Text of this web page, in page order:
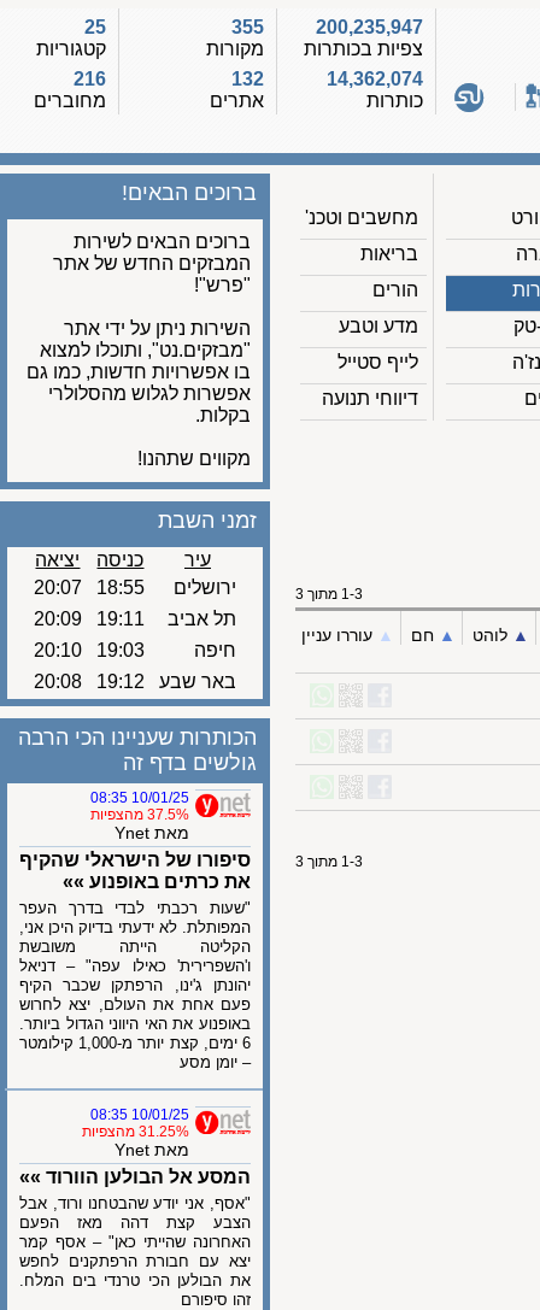
200,235,947
צפיות בכותרות
14,362,074
כותרות
355
מקורות
132
אתרים
קטגוריות
216
מחוברים
מחשבים וטכנ'
בריאות
הורים
מדע וטבע
לייף סטייל
דיווחי תנועה
ברוכים הבאים!
ברוכים הבאים לשירות
המבזקים החדש של אתר
"פרש"!
השירות ניתן על ידי אתר
"מבזקים.נט", ותוכלו למצוא
בו אפשרויות חדשות, כמו גם
אפשרות לגלוש מהסלולרי
בקלות.
מקווים שתהנו!
לוהט ▲︎ חם ▲︎ עוררו עניין
זמני השבת
עיר כניסה
יציאה
ירושלים
18:55
20:07
תל אביב
19:11
20:09
חיפה
19:03
20:10
באר שבע
19:12
20:08
הכותרות שעניינו הכי הרבה
גולשים בדף זה
10/01/25 08:35
37.5% מהצפיות
מאת Ynet
סיפורו של הישראלי שהקיף
את כרתים באופנוע »»
"שעות רכבתי לבדי בדרך העפר
המפותלת. לא ידעתי בדיוק היכן אני,
הקליטה הייתה משובשת
ו'השפרירית' כאילו עפה" – דניאל
יהונתן ג'ינו, הרפתקן שכבר הקיף
פעם אחת את העולם, יצא לחרוש
באופנוע את האי היווני הגדול ביותר.
6 ימים, קצת יותר מ-1,000 קילומטר
– יומן מסע
10/01/25 08:35
31.25% מהצפיות
מאת Ynet
המסע אל הבולען הוורוד »»
"אסף, אני יודע שהבטחנו ורוד, אבל
הצבע קצת דהה מאז הפעם
האחרונה שהייתי כאן" – אסף קמר
יצא עם חבורת הרפתקנים לחפש
את הבולען הכי טרנדי בים המלח.
זהו סיפורם